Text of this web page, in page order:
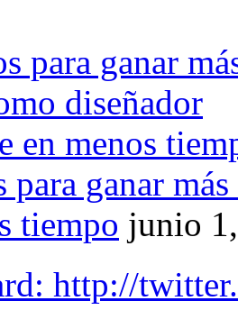
para ganar
tiempo junio
http://